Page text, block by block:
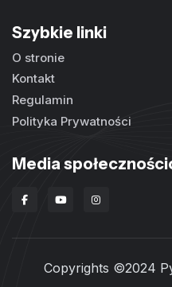
Szybkie linki
O stronie
Kontakt
Regulamin
Polityka Prywatności
Media
Copyrights ©2024